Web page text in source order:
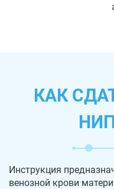
КАК
Инструкция
венозной крови